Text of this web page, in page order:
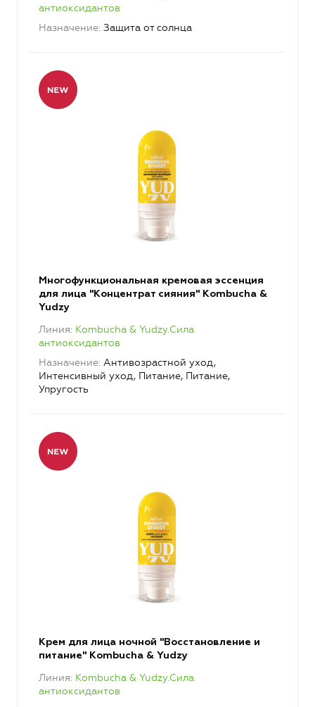
антиоксидантов
Назначение Защита от солнца
Многофункциональная кремовая эссенция
для лица "Концентрат сияния" Kombucha &
Yudzy
Линия Kombucha & Yudzy.Сила
антиоксидантов
Назначение Антивозрастной уход,
Интенсивный уход, Питание, Питание,
Упругость
Крем для лица ночной "Восстановление и
питание" Kombucha & Yudzy
Линия Kombucha & Yudzy.Сила
антиоксидантов